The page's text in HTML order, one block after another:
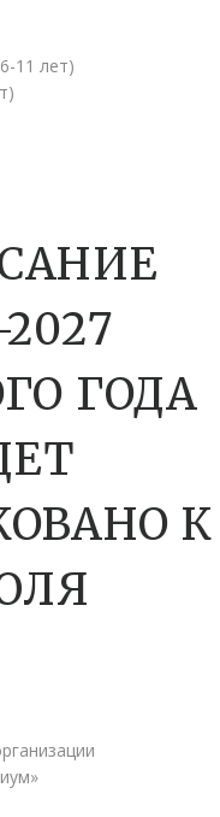
11 лет)
ГОДА
К